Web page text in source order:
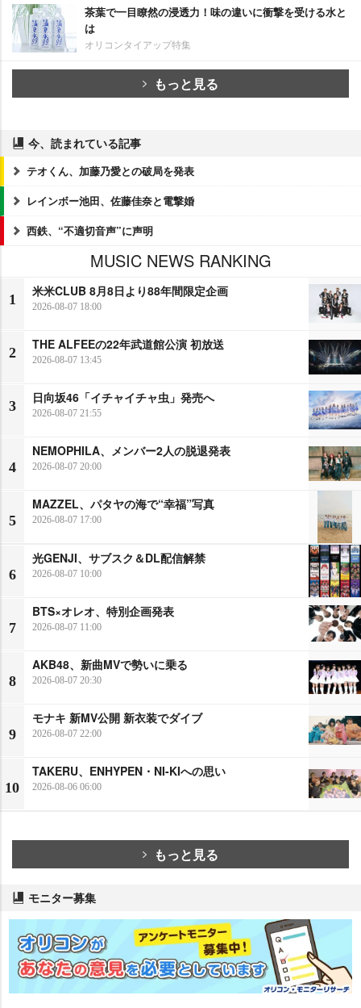
茶葉で一目瞭然の浸透力！味の違いに衝撃を受ける水と
は
オリコンタイアップ特集
もっと見る
今、読まれている記事
テオくん、加藤乃愛との破局を発表
レインボー池田、佐藤佳奈と電撃婚
西鉄、“不適切音声”に声明
MUSIC NEWS RANKING
1
米米CLUB 8月8日より88年間限定企画
2026-08-07 18:00
2
THE ALFEEの22年武道館公演 初放送
2026-08-07 13:45
3
日向坂46「イチャイチャ虫」発売へ
2026-08-07 21:55
4
NEMOPHILA、メンバー2人の脱退発表
2026-08-07 20:00
5
MAZZEL、パタヤの海で“幸福”写真
2026-08-07 17:00
6
光GENJI、サブスク＆DL配信解禁
2026-08-07 10:00
7
BTS×オレオ、特別企画発表
2026-08-07 11:00
8
AKB48、新曲MVで勢いに乗る
2026-08-07 20:30
9
モナキ 新MV公開 新衣装でダイブ
2026-08-07 22:00
10
TAKERU、ENHYPEN・NI-KIへの思い
2026-08-06 06:00
もっと見る
モニター募集